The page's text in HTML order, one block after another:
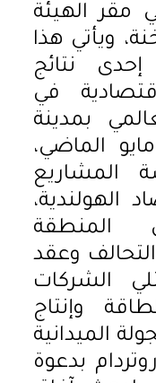
مقر الهيئة
ويأتي هذا
إحدى نتائج
في
بمدينة
الماضي،
المشاريع
الهولندية،
المنطقة
وعقد
الشركات
وإنتاج
الميدانية
بدعوة